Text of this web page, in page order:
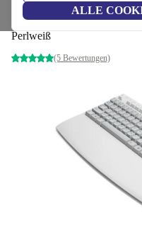
ALLE
Lenovo Preferred
Perlweiß
(5 Bewertungen)